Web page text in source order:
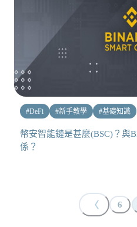
#DeFi #新手教學 #基礎知識
幣安智能鏈是甚麼(BSC)？與
係？
〈 6